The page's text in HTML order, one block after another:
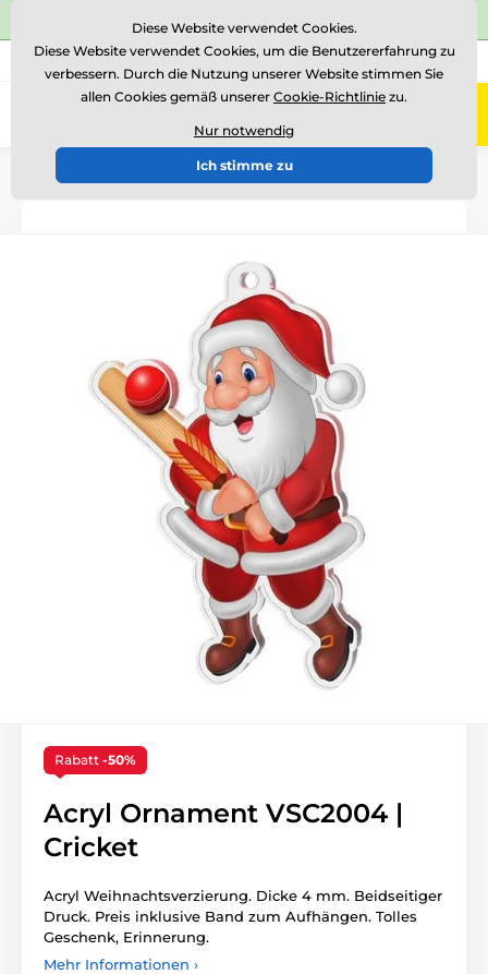
⭐Siehe 504 verifizierte Bewertungen auf
Rufen Sie uns an (Mo-Fr 15-18) +43 676 361 37 22
0
Einführung Acrylmedaillen
Rabatt -50%
Acryl Ornament VSC2004 |
Cricket
Acryl Weihnachtsverzierung. Dicke 4 mm. Beidseitiger
Druck. Preis inklusive Band zum Aufhängen. Tolles
Geschenk, Erinnerung.
Mehr Informationen ›
Diese Website verwendet Cookies.
Diese Website verwendet Cookies, um die Benutzererfahrung zu
verbessern. Durch die Nutzung unserer Website stimmen Sie
allen Cookies gemäß unserer Cookie-Richtlinie zu.
Nur notwendig
Ich stimme zu